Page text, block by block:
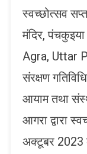
स्वच्छोत्सव
मंदिर,
Agra, Uttar
संरक्षण
आयाम तथा
आगरा द्वारा
अक्टूबर 2023